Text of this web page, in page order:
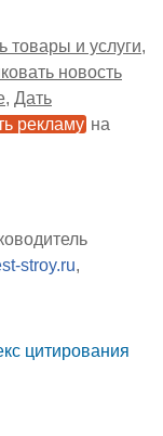
товары и услуги
новость
Дать
рекламу на
stroy.ru